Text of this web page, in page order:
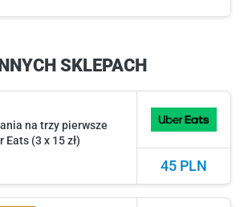
SKLEPACH
45 PLN
na trzy pierwsze
(3 x 15 zł)